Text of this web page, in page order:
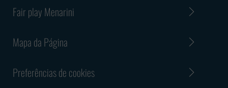
Fair play Menarini
Mapa da Página
Preferências de cookies